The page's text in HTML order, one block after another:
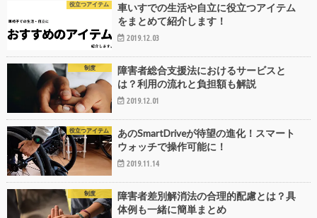
役立つアイテム
車いすでの生活や自立に役立つアイテム
をまとめて紹介します！
2019.12.03
制度
障害者総合支援法におけるサービスと
は？利用の流れと負担額も解説
2019.12.01
役立つアイテム
あのSmartDriveが待望の進化！スマート
ウォッチで操作可能に！
2019.11.14
制度
障害者差別解消法の合理的配慮とは？具
体例も一緒に簡単まとめ